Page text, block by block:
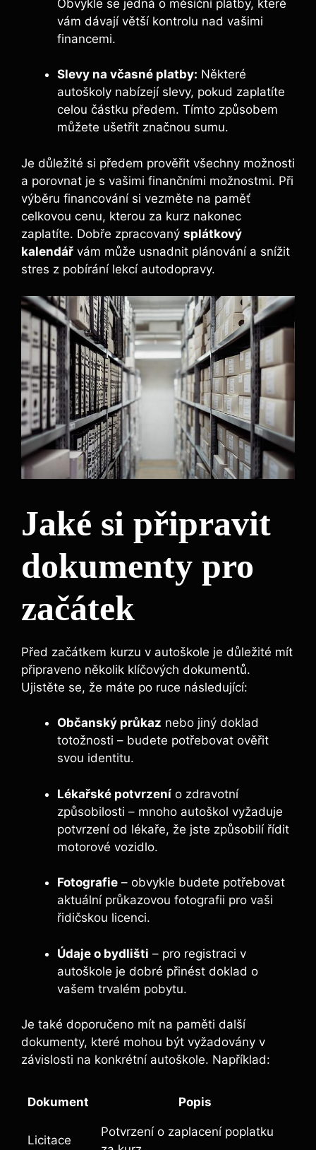
Obvykle se jedná o měsíční platby, které
vám dávají větší kontrolu nad vašimi
financemi.
Slevy na včasné platby: Některé
autoškoly nabízejí slevy, pokud zaplatíte
celou částku předem. Tímto způsobem
můžete ušetřit značnou sumu.
Je důležité si předem prověřit všechny možnosti
a porovnat je s vašimi finančními možnostmi. Při
výběru financování si vezměte na paměť
celkovou cenu, kterou za kurz nakonec
zaplatíte. Dobře zpracovaný splátkový
kalendář vám může usnadnit plánování a snížit
stres z pobírání lekcí autodopravy.
Jaké si připravit
dokumenty pro
začátek
Před začátkem kurzu v autoškole je důležité mít
připraveno několik klíčových dokumentů.
Ujistěte se, že máte po ruce následující:
Občanský průkaz nebo jiný doklad
totožnosti – budete potřebovat ověřit
svou identitu.
Lékařské potvrzení o zdravotní
způsobilosti – mnoho autoškol vyžaduje
potvrzení od lékaře, že jste způsobilí řídit
motorové vozidlo.
Fotografie – obvykle budete potřebovat
aktuální průkazovou fotografii pro vaši
řidičskou licenci.
Údaje o bydlišti – pro registraci v
autoškole je dobré přinést doklad o
vašem trvalém pobytu.
Je také doporučeno mít na paměti další
dokumenty, které mohou být vyžadovány v
závislosti na konkrétní autoškole. Například:
Dokument Popis
Licitace
Potvrzení o zaplacení poplatku